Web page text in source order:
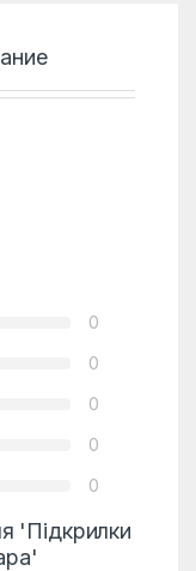
0
0
0
0
0
'Підкрилки